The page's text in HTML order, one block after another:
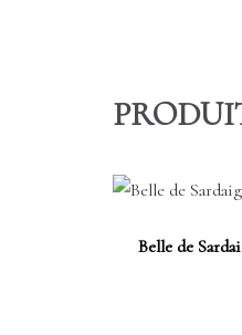
Belle de